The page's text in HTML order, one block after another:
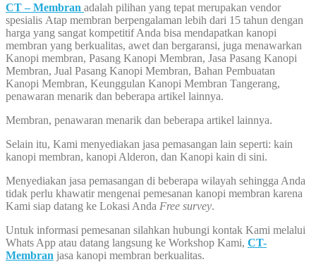
CT – Membran adalah pilihan yang tepat merupakan vendor
spesialis Atap membran berpengalaman lebih dari 15 tahun dengan
harga yang sangat kompetitif Anda bisa mendapatkan kanopi
membran yang berkualitas, awet dan bergaransi, juga menawarkan
Kanopi membran, Pasang Kanopi Membran, Jasa Pasang Kanopi
Membran, Jual Pasang Kanopi Membran, Bahan Pembuatan
Kanopi Membran, Keunggulan Kanopi Membran Tangerang,
penawaran menarik dan beberapa artikel lainnya.
Membran, penawaran menarik dan beberapa artikel lainnya.
Selain itu, Kami menyediakan jasa pemasangan lain seperti: kain
kanopi membran, kanopi Alderon, dan Kanopi kain di sini.
Menyediakan jasa pemasangan di beberapa wilayah sehingga Anda
tidak perlu khawatir mengenai pemesanan kanopi membran karena
Kami siap datang ke Lokasi Anda Free survey.
Untuk informasi pemesanan silahkan hubungi kontak Kami melalui
Whats App atau datang langsung ke Workshop Kami, CT-
Membran jasa kanopi membran berkualitas.